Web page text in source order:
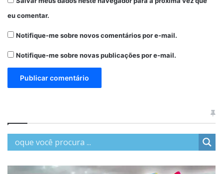
eu comentar.
Notifique-me sobre novos comentários por e-mail.
Notifique-me sobre novas publicações por e-mail.